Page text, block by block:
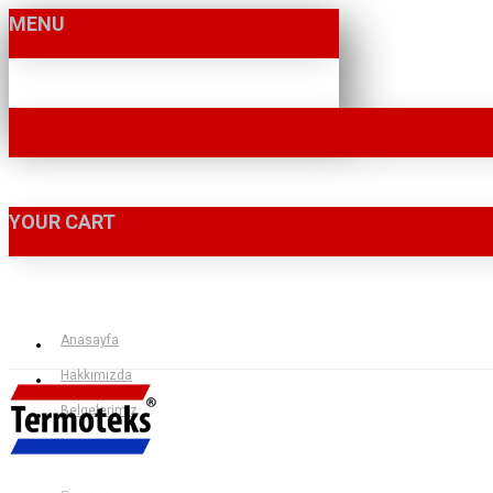
MENU
YOUR CART
Anasayfa
Hakkımızda
Belgelerimiz